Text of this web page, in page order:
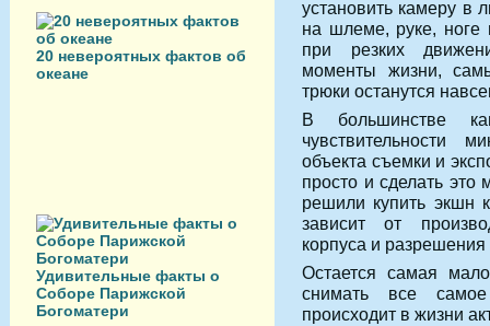
20 невероятных фактов об
океане
Удивительные факты о
Соборе Парижской
Богоматери
установить камеру в
на шлеме, руке, ноге
при резких
моменты жизни,
трюки останутся
В большинстве
чувствительности
объекта съемки и
просто и сделать
решили купить экшн
зависит от
корпуса и
Остается самая
снимать все
происходит в жизни